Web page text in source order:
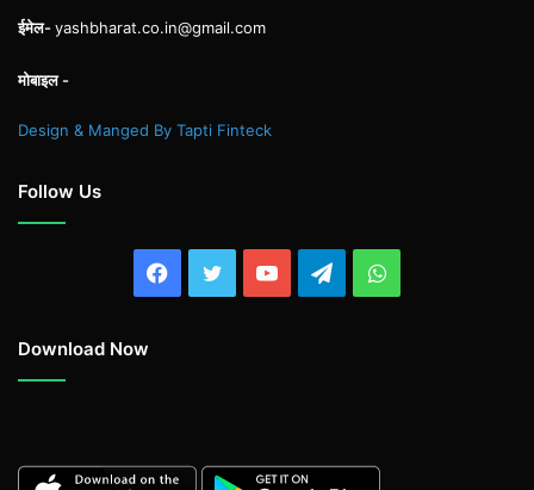
ईमेल-yashbharat.co.in@gmail.com
मोबाइल -
Design & Manged By Tapti Finteck
Follow Us
Facebook
TwitterYouTubeTelegramWhatsApp
Download Now